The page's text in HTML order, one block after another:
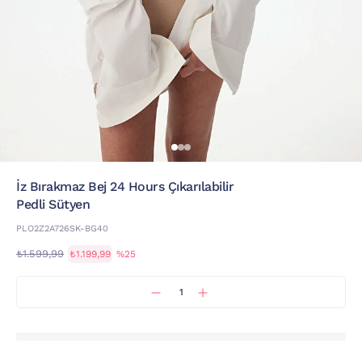
İz Bırakmaz Bej 24 Hours Çıkarılabilir
Pedli Sütyen
PLO2Z2A726SK-BG40
₺1.599,99 ₺1.199,99 %25